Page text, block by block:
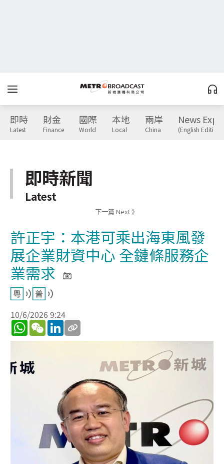
即時
Latest
財金
Finance
國際
World
本地
Local
兩岸
China
News
(English Edition)
即時新聞
Latest
下一篇 Next 》
許正宇：本港可乘出海東風發
展企業財資中心 全鏈條服務企
業需求
10/6/2026 9:24
WhatsApp
WeChatLinkedIn